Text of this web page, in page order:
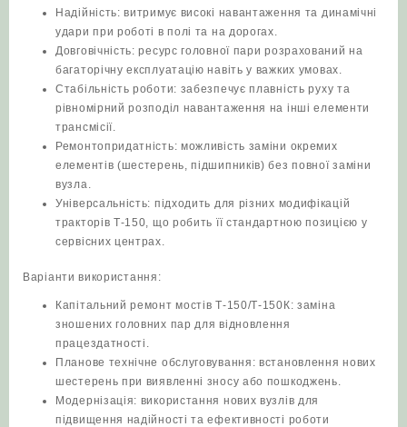
Надійність: витримує високі навантаження та динамічні
удари при роботі в полі та на дорогах.
Довговічність: ресурс головної пари розрахований на
багаторічну експлуатацію навіть у важких умовах.
Стабільність роботи: забезпечує плавність руху та
рівномірний розподіл навантаження на інші елементи
трансмісії.
Ремонтопридатність: можливість заміни окремих
елементів (шестерень, підшипників) без повної заміни
вузла.
Універсальність: підходить для різних модифікацій
тракторів Т‑150, що робить її стандартною позицією у
сервісних центрах.
Варіанти використання:
Капітальний ремонт мостів Т‑150/Т‑150К: заміна
зношених головних пар для відновлення
працездатності.
Планове технічне обслуговування: встановлення нових
шестерень при виявленні зносу або пошкоджень.
Модернізація: використання нових вузлів для
підвищення надійності та ефективності роботи